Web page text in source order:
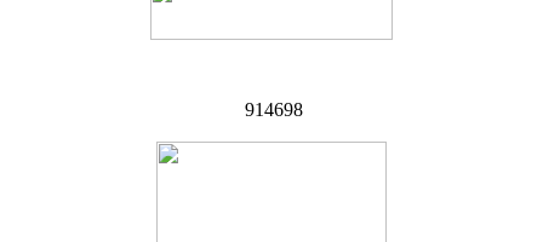
914698